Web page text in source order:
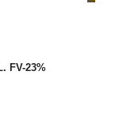
FV-23%